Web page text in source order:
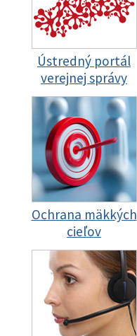
Ústredný portál
verejnej správy
Ochrana mäkkých
cieľov